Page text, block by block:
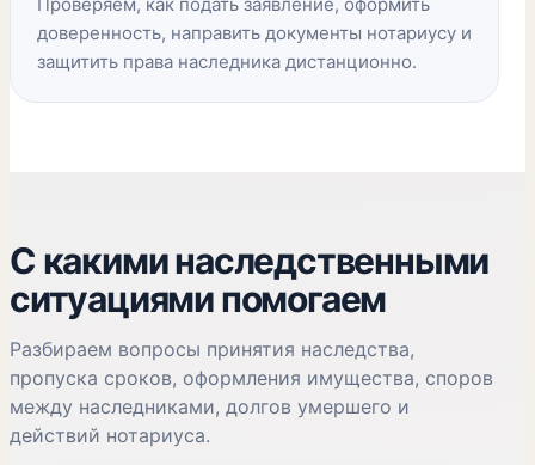
доверенность, направить документы нотариусу и
защитить права наследника дистанционно.
С какими наследственными
ситуациями помогаем
Разбираем вопросы принятия наследства,
пропуска сроков, оформления имущества, споров
между наследниками, долгов умершего и
действий нотариуса.